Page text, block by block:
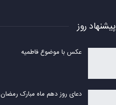
پیشنهاد روز
عکس با موضوع فاطمیه
دعای روز دهم ماه مبارک رمضان